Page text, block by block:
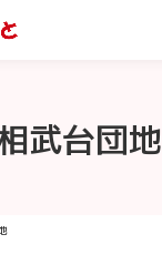
武台団地